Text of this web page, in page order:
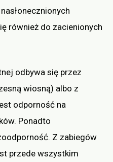
również do zacienionych
odbywa się przez
wiosną) albo z
odporność na
Ponadto
Z zabiegów
przede wszystkim